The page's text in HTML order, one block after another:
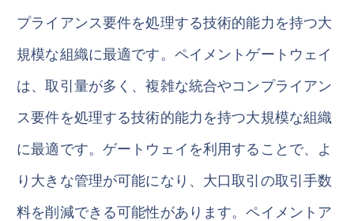
プライアンス要件を処理する技術的能力を持つ大
規模な組織に最適です。ペイメントゲートウェイ
は、取引量が多く、複雑な統合やコンプライアン
ス要件を処理する技術的能力を持つ大規模な組織
に最適です。ゲートウェイを利用することで、よ
り大きな管理が可能になり、大口取引の取引手数
料を削減できる可能性があります。ペイメントア